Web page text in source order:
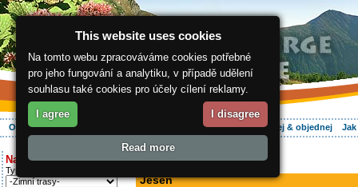
O regionu Aktivně Ubytování Hledej & objednej
Najděte si:
Typ trati
ergis.cz>
Jesen
This website uses cookies
Na tomto webu zpracováváme cookies potřebné
pro jeho fungování a analytiku, v případě udělení
souhlasu také cookies pro účely cílení reklamy.
I agree I disagree
Read more